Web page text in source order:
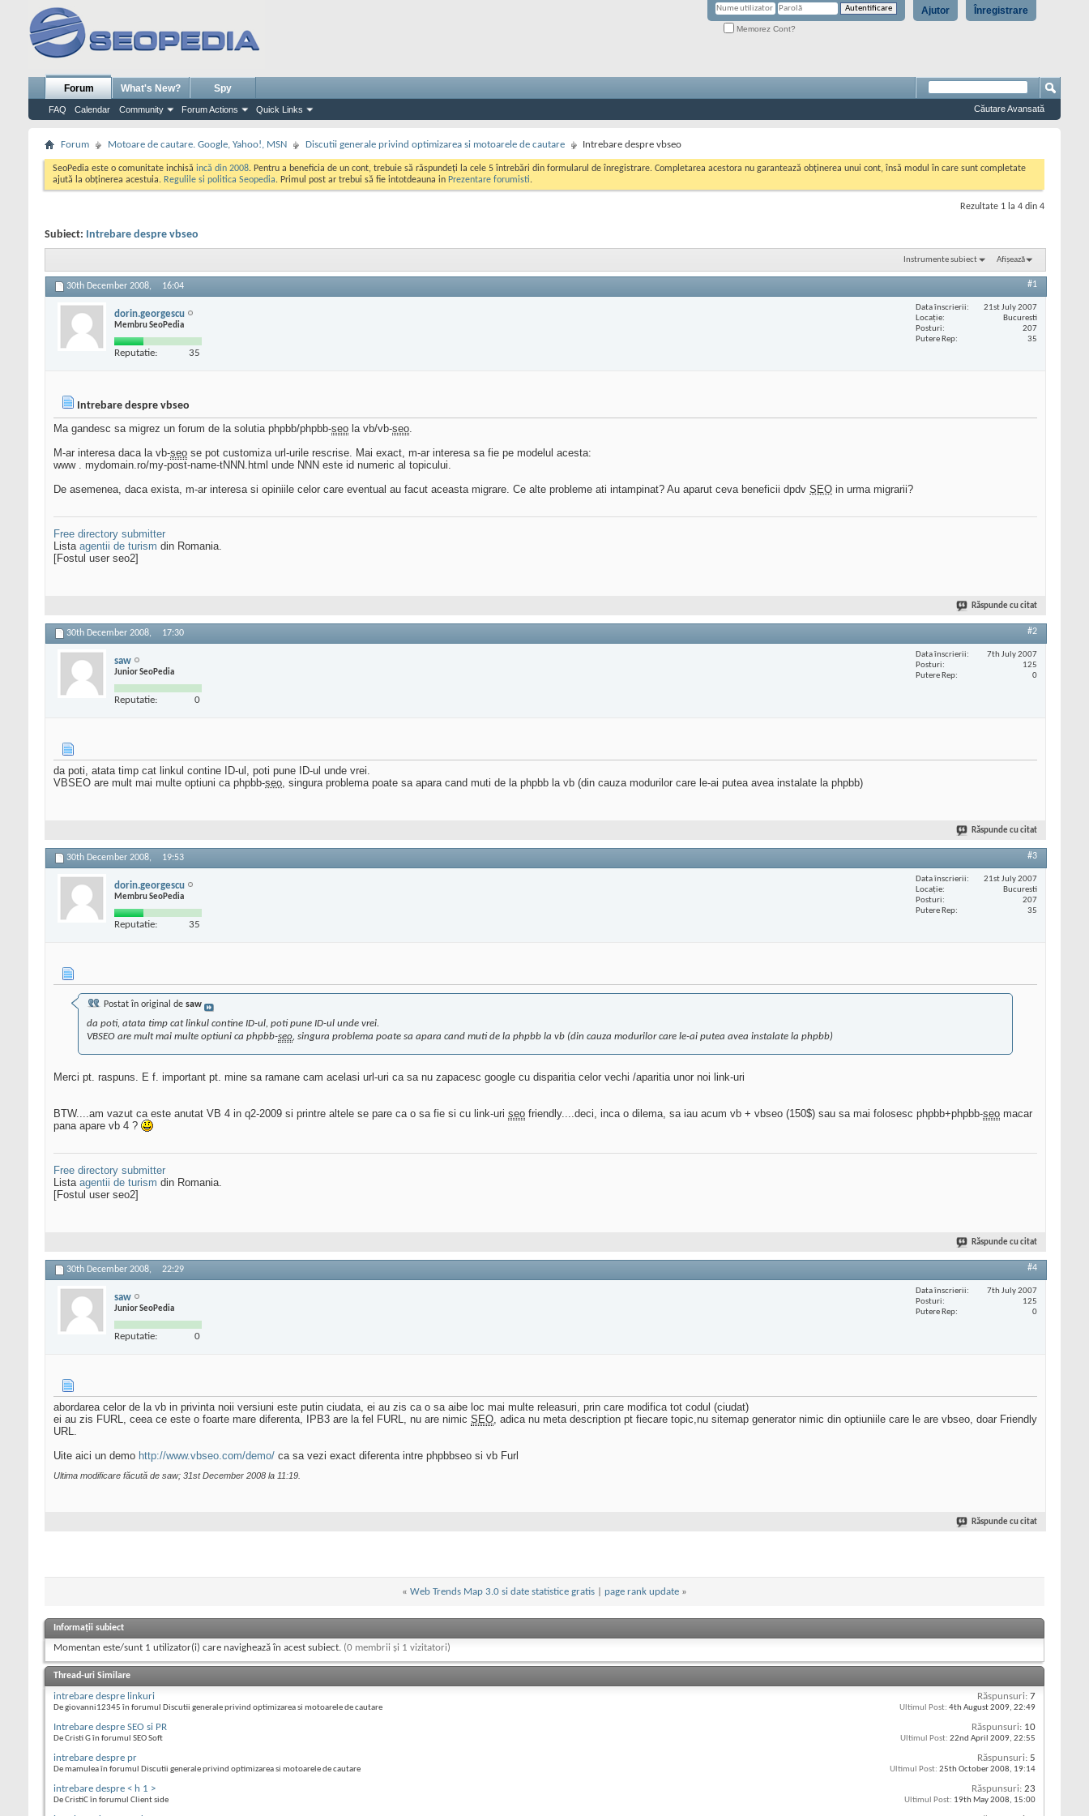
Înregistrare
Ajutor
Memorez Cont?
Forum
FAQ Calendar Community Forum Actions Quick Links
What's New? Spy
Căutare Avansată
Forum Motoare de cautare. Google, Yahoo!, MSN Discutii generale privind optimizarea si motoarele de cautare Intrebare despre vbseo
SeoPedia este o comunitate inchisă incă din 2008. Pentru a beneficia de un cont, trebuie să răspundeți la cele 5 întrebări din formularul de înregistrare. Completarea acestora nu garantează obținerea unui cont, însă modul în care sunt completate
ajută la obținerea acestuia. Regulile si politica Seopedia. Primul post ar trebui să fie intotdeauna in Prezentare forumisti.
Rezultate 1 la 4 din 4
Subiect: Intrebare despre vbseo
Instrumente subiect Afișează
30th December 2008, 16:04 #1
dorin.georgescu
Membru SeoPedia
Reputatie: 35
Data înscrierii
21st July 2007
Locaţie
Bucuresti
Posturi
207
Putere Rep
35
Intrebare despre vbseo
Ma gandesc sa migrez un forum de la solutia phpbb/phpbb-seo la vb/vb-seo.
M-ar interesa daca la vb-seo se pot customiza url-urile rescrise. Mai exact, m-ar interesa sa fie pe modelul acesta:
www . mydomain.ro/my-post-name-tNNN.html unde NNN este id numeric al topicului.
De asemenea, daca exista, m-ar interesa si opiniile celor care eventual au facut aceasta migrare. Ce alte probleme ati intampinat? Au aparut ceva beneficii dpdv SEO in urma migrarii?
Free directory submitter
Lista agentii de turism din Romania.
[Fostul user seo2]
Răspunde cu citat
30th December 2008, 17:30 #2
saw
Junior SeoPedia
Reputatie: 0
Data înscrierii
7th July 2007
Posturi
125
Putere Rep
0
da poti, atata timp cat linkul contine ID-ul, poti pune ID-ul unde vrei.
VBSEO are mult mai multe optiuni ca phpbb-seo, singura problema poate sa apara cand muti de la phpbb la vb (din cauza modurilor care le-ai putea avea instalate la phpbb)
Răspunde cu citat
30th December 2008, 19:53 #3
dorin.georgescu
Membru SeoPedia
Reputatie: 35
Data înscrierii
21st July 2007
Locaţie
Bucuresti
Posturi
207
Putere Rep
35
Postat în original de saw
da poti, atata timp cat linkul contine ID-ul, poti pune ID-ul unde vrei.
VBSEO are mult mai multe optiuni ca phpbb-seo, singura problema poate sa apara cand muti de la phpbb la vb (din cauza modurilor care le-ai putea avea instalate la phpbb)
Merci pt. raspuns. E f. important pt. mine sa ramane cam acelasi url-uri ca sa nu zapacesc google cu disparitia celor vechi /aparitia unor noi link-uri
BTW....am vazut ca este anutat VB 4 in q2-2009 si printre altele se pare ca o sa fie si cu link-uri seo friendly....deci, inca o dilema, sa iau acum vb + vbseo (150$) sau sa mai folosesc phpbb+phpbb-seo macar
pana apare vb 4 ?
Free directory submitter
Lista agentii de turism din Romania.
[Fostul user seo2]
Răspunde cu citat
30th December 2008, 22:29 #4
saw
Junior SeoPedia
Reputatie: 0
Data înscrierii
7th July 2007
Posturi
125
Putere Rep
0
abordarea celor de la vb in privinta noii versiuni este putin ciudata, ei au zis ca o sa aibe loc mai multe releasuri, prin care modifica tot codul (ciudat)
ei au zis FURL, ceea ce este o foarte mare diferenta, IPB3 are la fel FURL, nu are nimic SEO, adica nu meta description pt fiecare topic,nu sitemap generator nimic din optiuniile care le are vbseo, doar Friendly
URL.
Uite aici un demo http://www.vbseo.com/demo/ ca sa vezi exact diferenta intre phpbbseo si vb Furl
Ultima modificare făcută de saw; 31st December 2008 la 11:19
Răspunde cu citat
« Web Trends Map 3.0 si date statistice gratis page rank update »
Informații subiect
Momentan este/sunt 1 utilizator(i) care navighează în acest subiect. (0 membrii și 1 vizitatori)
Thread-uri Similare
intrebare despre linkuri
De giovanni12345 în forumul Discutii generale privind optimizarea si motoarele de cautare
Răspunsuri: 7
Ultimul Post: 4th August 2009, 22:49
Intrebare despre SEO si PR
De Cristi G în forumul SEO Soft
Răspunsuri: 10
Ultimul Post: 22nd April 2009, 22:55
intrebare despre pr
De mamulea în forumul Discutii generale privind optimizarea si motoarele de cautare
Răspunsuri: 5
Ultimul Post: 25th October 2008, 19:14
intrebare despre < h 1 >
De CristiC în forumul Client side
Răspunsuri: 23
Ultimul Post: 19th May 2008, 15:00